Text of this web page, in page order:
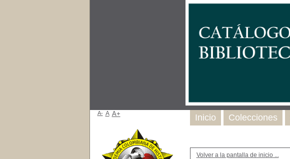
Volver a la pantalla de inicio ...
Inicio Colecciones
A- A A+